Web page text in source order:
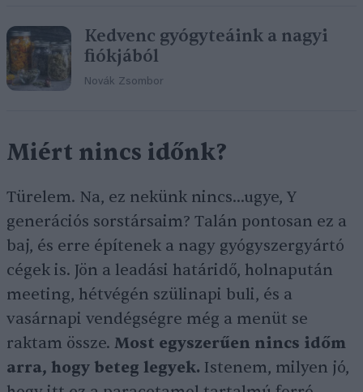
Kedvenc gyógyteáink a nagyi
fiókjából
Novák Zsombor
Miért nincs időnk?
Türelem. Na, ez nekünk nincs…ugye, Y
generációs sorstársaim? Talán pontosan ez a
baj, és erre építenek a nagy gyógyszergyártó
cégek is. Jön a leadási határidő, holnapután
meeting, hétvégén szülinapi buli, és a
vasárnapi vendégségre még a menüt se
raktam össze. Most egyszerűen nincs időm
arra, hogy beteg legyek. Istenem, milyen jó,